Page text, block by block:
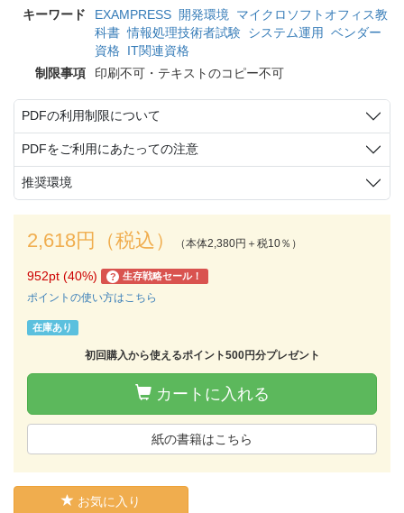
キーワード
EXAMPRESS 開発環境
マイクロソフトオフィス教
科書 情報処理技術者試験 システム運用
ベンダー
資格 IT関連資格
制限事項
印刷不可・テキストのコピー不可
PDFの利用制限について
PDFをご利用にあたっての注意
推奨環境
2,618円（税込） （本体2,380円＋税10％）
952pt (40%) ? 生存戦略セール！
ポイントの使い方はこちら
在庫あり
初回購入から使えるポイント500円分プレゼント
カートに入れる
紙の書籍はこちら
お気に入り